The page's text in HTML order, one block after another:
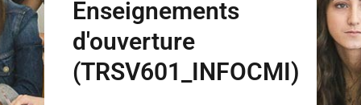
Enseignements
d'ouverture
(TRSV601_INFOCMI)